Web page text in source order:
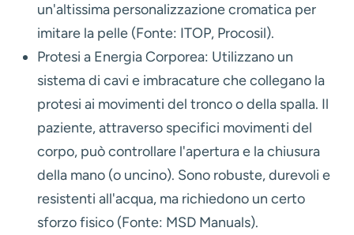
un'altissima personalizzazione cromatica per
imitare la pelle (Fonte: ITOP, Procosil).
Protesi a Energia Corporea: Utilizzano un
sistema di cavi e imbracature che collegano la
protesi ai movimenti del tronco o della spalla. Il
paziente, attraverso specifici movimenti del
corpo, può controllare l'apertura e la chiusura
della mano (o uncino). Sono robuste, durevoli e
resistenti all'acqua, ma richiedono un certo
sforzo fisico (Fonte: MSD Manuals).